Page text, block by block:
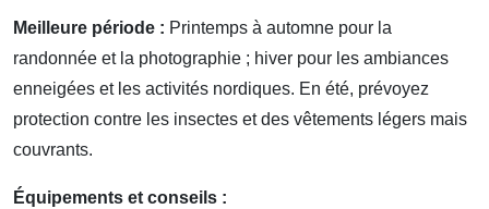
Meilleure période : Printemps à automne pour la
randonnée et la photographie ; hiver pour les ambiances
enneigées et les activités nordiques. En été, prévoyez
protection contre les insectes et des vêtements légers mais
couvrants.
Équipements et conseils :